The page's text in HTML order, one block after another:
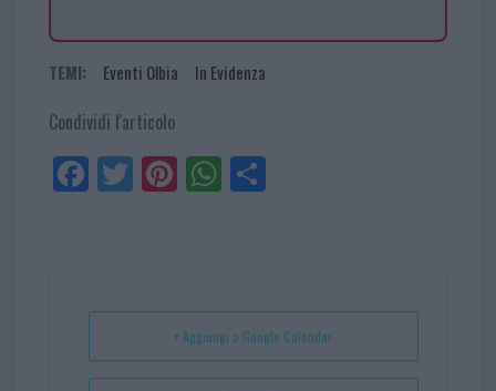
TEMI: Eventi Olbia In Evidenza
Condividi l'articolo
Fa
ce
Tw
itt
Pi
nt
t
W
ha
p
Sh
+ Aggiungi a Google Calendar